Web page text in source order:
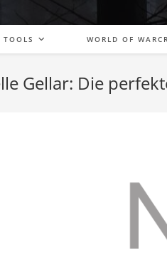
TOOLS WORLD OF
Gellar: Die